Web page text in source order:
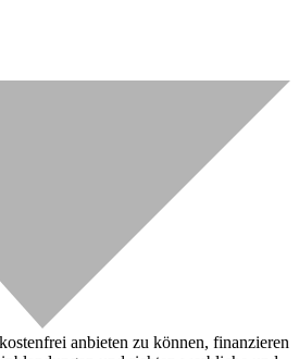
anbieten zu können, finanzieren